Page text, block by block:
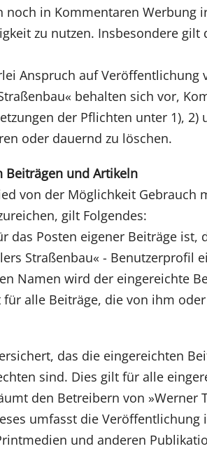
noch in Kommentaren Werbung
zu nutzen. Insbesondere
Anspruch auf
behalten sich vor,
der Pflichten unter 1),
oder dauernd zu löschen.
Beiträgen und Artikeln
von der Möglichkeit Gebrauch
gilt Folgendes:
das Posten eigener Beiträge
Straßenbau« -
Namen wird der eingereichte
alle Beiträge, die von ihm
das die eingereichten
sind. Dies gilt für alle
den Betreibern von »Werner
umfasst die
und anderen